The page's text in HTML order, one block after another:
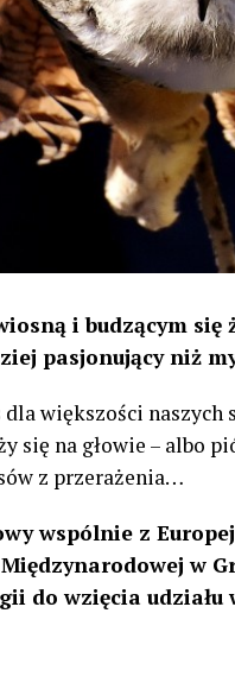
i budzącym
pasjonujący niż
większości naszych
się na głowie – albo
z przerażenia…
wspólnie z
w
do wzięcia udziału